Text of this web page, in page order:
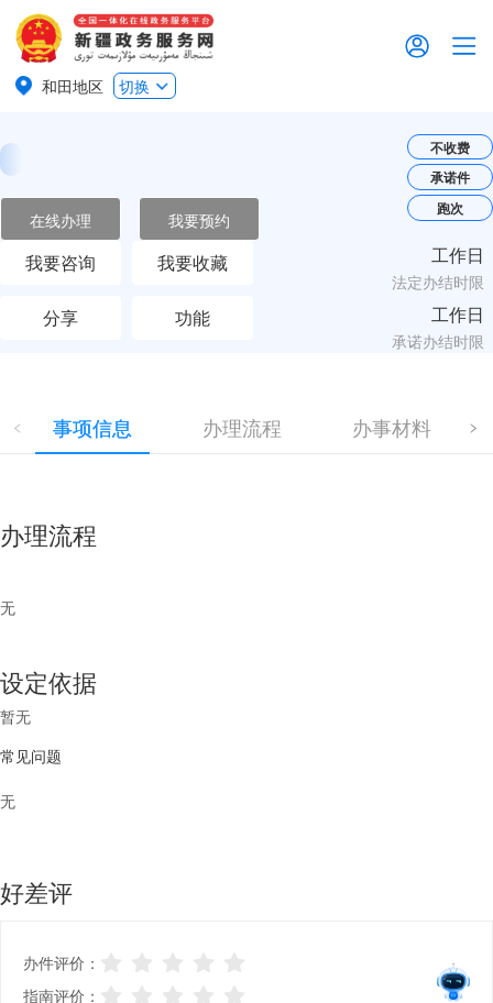
和田地区 切换
在线办理 我要预约
我要咨询 我要收藏
分享 功能
不收费
承诺件
跑次
工作日
法定办结时限
工作日
承诺办结时限
事项信息 办理流程 办事材料
办理流程
无
设定依据
暂无
常见问题
无
好差评
办件评价：
指南评价：